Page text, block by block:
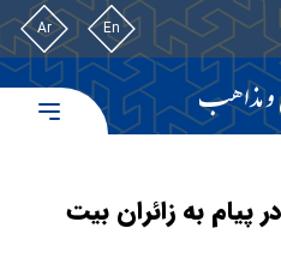
En
Ar
پیام به زائران بیت